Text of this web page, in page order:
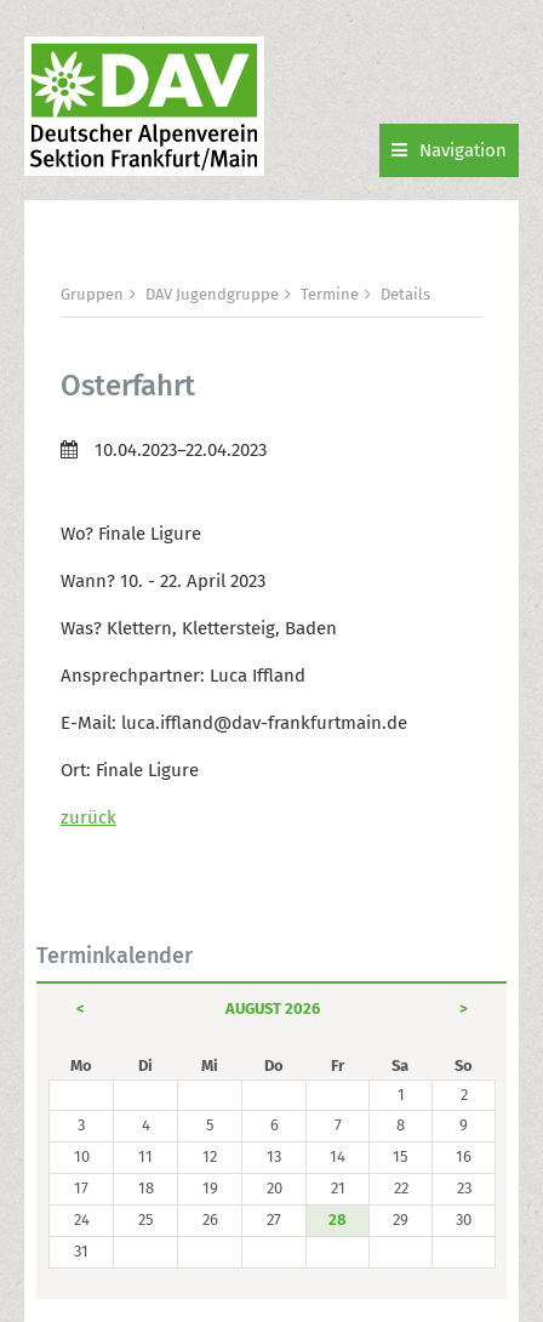
Navigation
Gruppen DAV Jugendgruppe Termine Details
Osterfahrt
10.04.2023–22.04.2023
Wo? Finale Ligure
Wann? 10. - 22. April 2023
Was? Klettern, Klettersteig, Baden
Ansprechpartner: Luca Iffland
E-Mail: luca.iffland@dav-frankfurtmain.de
Ort: Finale Ligure
zurück
Terminkalender
< AUGUST 2026 >
Mo Di Mi Do Fr Sa
So
1
2
3
4 5 6 7 8
9
10
11 12 13 14 15
16
17
18 19 20 21 22
23
24
25 26 27 28 29
30
31